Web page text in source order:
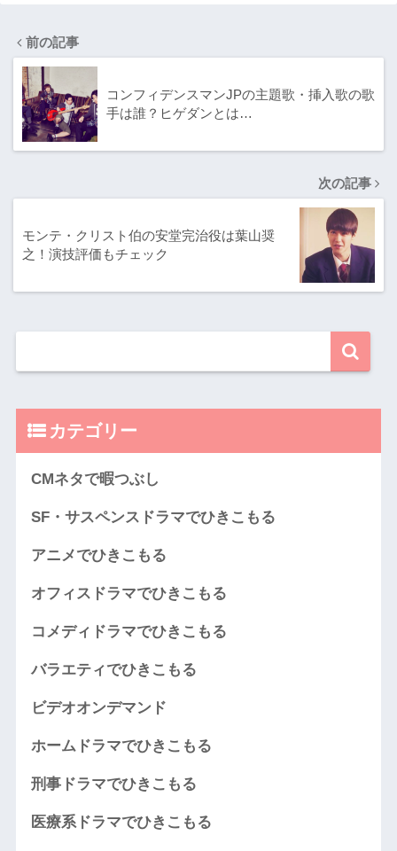
前の記事
コンフィデンスマンJPの主題歌・挿入歌の歌
手は誰？ヒゲダンとは…
次の記事
モンテ・クリスト伯の安堂完治役は葉山奨
之！演技評価もチェック
カテゴリー
CMネタで暇つぶし
SF・サスペンスドラマでひきこもる
アニメでひきこもる
オフィスドラマでひきこもる
コメディドラマでひきこもる
バラエティでひきこもる
ビデオオンデマンド
ホームドラマでひきこもる
刑事ドラマでひきこもる
医療系ドラマでひきこもる